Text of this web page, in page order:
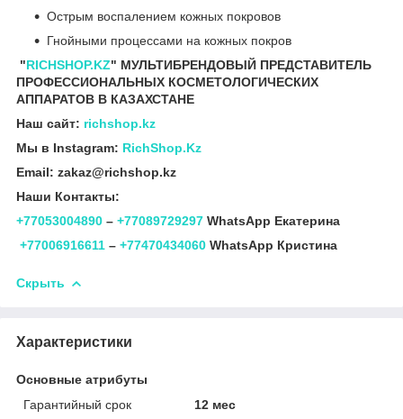
Острым воспалением кожных покровов
Гнойными процессами на кожных покров
"RICHSHOP.KZ" МУЛЬТИБРЕНДОВЫЙ ПРЕДСТАВИТЕЛЬ
ПРОФЕССИОНАЛЬНЫХ КОСМЕТОЛОГИЧЕСКИХ
АППАРАТОВ В КАЗАХСТАНЕ
Наш сайт: richshop.kz
Мы в Instagram: RichShop.Kz
Email: zakaz@richshop.kz
Наши Контакты:
+77053004890 – +77089729297 WhatsApp Екатерина
+77006916611 – +77470434060 WhatsApp Кристина
Скрыть
Характеристики
Основные атрибуты
Гарантийный срок
12 мес